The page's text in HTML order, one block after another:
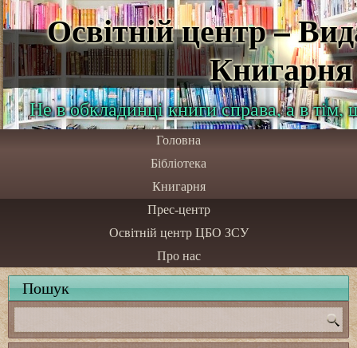
Освітній центр –
Книгарня
Не в обкладинці книги справа, а в
Головна
Бібліотека
Книгарня
Прес-центр
Освітній центр ЦБО ЗСУ
Про нас
Пошук